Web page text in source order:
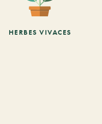
HERBES VIVACES